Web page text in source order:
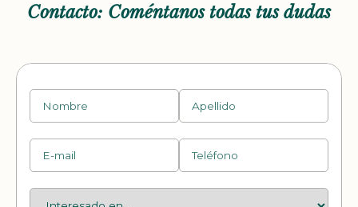
Contacto: Coméntanos todas tus dudas